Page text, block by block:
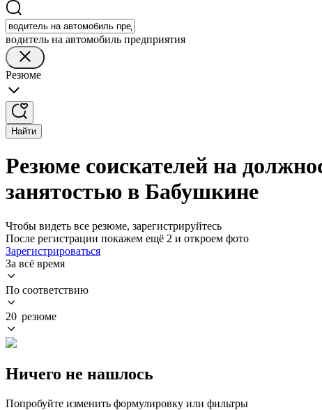
водитель на автомобиль предприятия
Резюме
Найти
Резюме соискателей на
занятостью в Бабушкине
Чтобы видеть все резюме, зарегистрируйтесь
После регистрации покажем ещё 2 и откроем фото
Зарегистрироваться
За всё время
По соответствию
20 резюме
Ничего не нашлось
Попробуйте изменить формулировку или фильтры